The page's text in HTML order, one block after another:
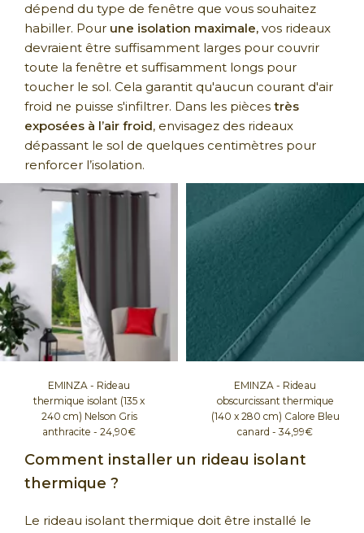
dépend du type de fenêtre que vous souhaitez
habiller. Pour une isolation maximale, vos rideaux
devraient être suffisamment larges pour couvrir
toute la fenêtre et suffisamment longs pour
toucher le sol. Cela garantit qu'aucun courant d'air
froid ne puisse s'infiltrer. Dans les pièces très
exposées à l’air froid, envisagez des rideaux
dépassant le sol de quelques centimètres pour
renforcer l’isolation.
EMINZA - Rideau
thermique isolant (135 x
240 cm) Nelson Gris
anthracite - 24,90€
EMINZA - Rideau
obscurcissant thermique
(140 x 280 cm) Calore Bleu
canard - 34,99€
Comment installer un rideau isolant
thermique ?
Le rideau isolant thermique doit être installé le